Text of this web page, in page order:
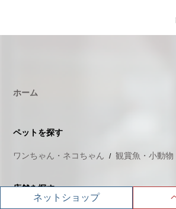
ネットショップ
ホーム
ペットを探す
ワンちゃん・ネコちゃん 観賞魚・小動物
店舗を探す